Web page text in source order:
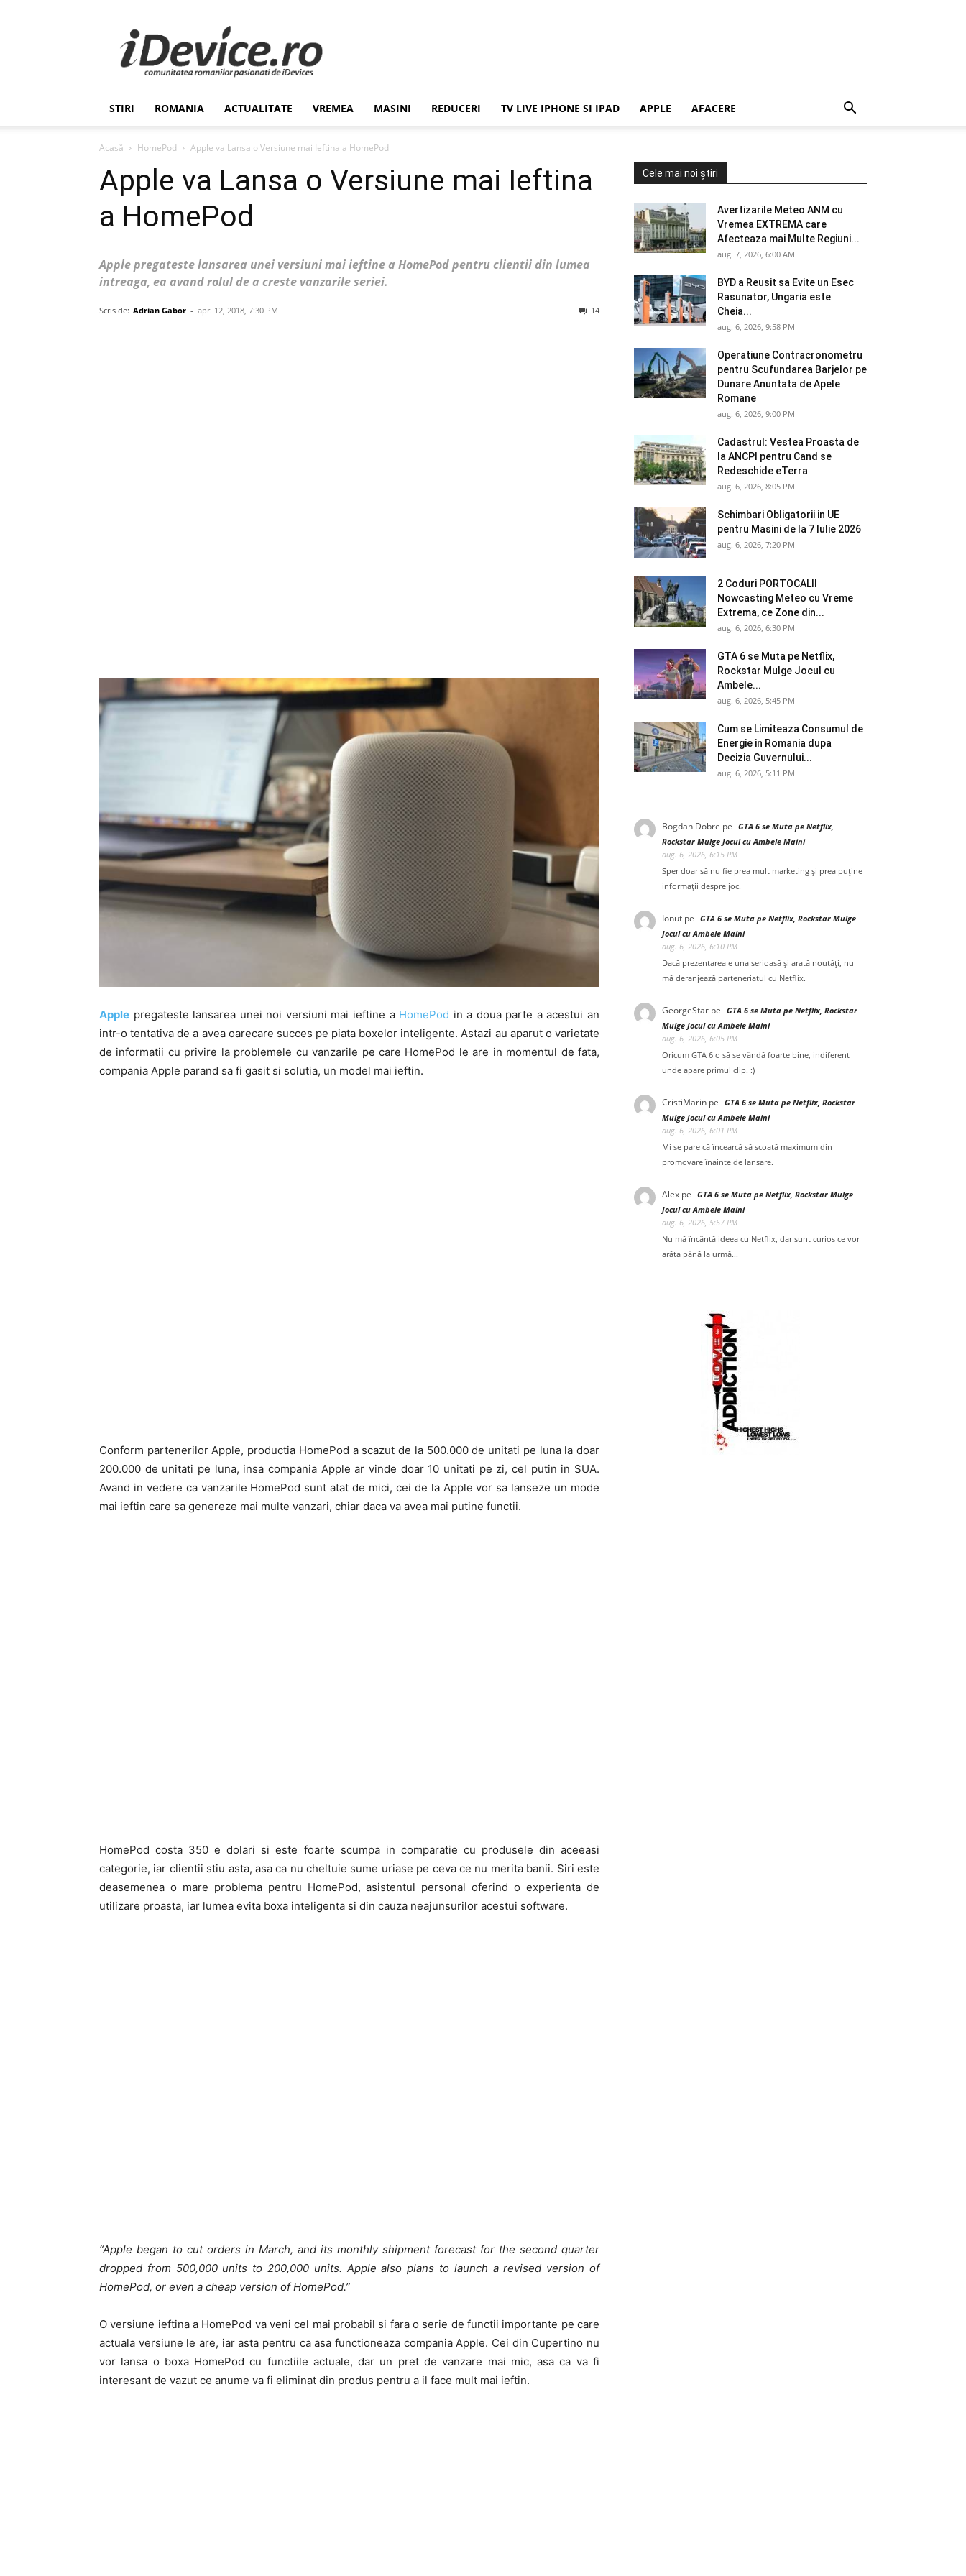
Stiri
de
Ultima
Ora
Romania,
Economie,
iDevice.ro
STIRI ROMANIA ACTUALITATE VREMEA MASINI REDUCERI TV LIVE IPHONE SI IPAD APPLE AFACERE
Acasă HomePod Apple va Lansa o Versiune mai Ieftina a HomePod
Apple va Lansa o Versiune mai Ieftina
a HomePod
Apple pregateste lansarea unei versiuni mai ieftine a HomePod pentru clientii din lumea
intreaga, ea avand rolul de a creste vanzarile seriei.
Scris de: Adrian Gabor - apr. 12, 2018, 7:30 PM 14
Apple pregateste lansarea unei noi versiuni mai ieftine a HomePod in a doua parte a acestui an
intr-o tentativa de a avea oarecare succes pe piata boxelor inteligente. Astazi au aparut o varietate
de informatii cu privire la problemele cu vanzarile pe care HomePod le are in momentul de fata,
compania Apple parand sa fi gasit si solutia, un model mai ieftin.
Conform partenerilor Apple, productia HomePod a scazut de la 500.000 de unitati pe luna la doar
200.000 de unitati pe luna, insa compania Apple ar vinde doar 10 unitati pe zi, cel putin in SUA.
Avand in vedere ca vanzarile HomePod sunt atat de mici, cei de la Apple vor sa lanseze un mode
mai ieftin care sa genereze mai multe vanzari, chiar daca va avea mai putine functii.
HomePod costa 350 e dolari si este foarte scumpa in comparatie cu produsele din aceeasi
categorie, iar clientii stiu asta, asa ca nu cheltuie sume uriase pe ceva ce nu merita banii. Siri este
deasemenea o mare problema pentru HomePod, asistentul personal oferind o experienta de
utilizare proasta, iar lumea evita boxa inteligenta si din cauza neajunsurilor acestui software.
“Apple began to cut orders in March, and its monthly shipment forecast for the second quarter
dropped from 500,000 units to 200,000 units. Apple also plans to launch a revised version of
HomePod, or even a cheap version of HomePod.”
O versiune ieftina a HomePod va veni cel mai probabil si fara o serie de functii importante pe care
actuala versiune le are, iar asta pentru ca asa functioneaza compania Apple. Cei din Cupertino nu
vor lansa o boxa HomePod cu functiile actuale, dar un pret de vanzare mai mic, asa ca va fi
interesant de vazut ce anume va fi eliminat din produs pentru a il face mult mai ieftin.
Cele mai noi știri
Avertizarile Meteo ANM cu
Vremea EXTREMA care
Afecteaza mai Multe Regiuni...
aug. 7, 2026, 6:00 AM
BYD a Reusit sa Evite un Esec
Rasunator, Ungaria este
Cheia...
aug. 6, 2026, 9:58 PM
Operatiune Contracronometru
pentru Scufundarea Barjelor pe
Dunare Anuntata de Apele
Romane
aug. 6, 2026, 9:00 PM
Cadastrul: Vestea Proasta de
la ANCPI pentru Cand se
Redeschide eTerra
aug. 6, 2026, 8:05 PM
Schimbari Obligatorii in UE
pentru Masini de la 7 Iulie 2026
aug. 6, 2026, 7:20 PM
2 Coduri PORTOCALII
Nowcasting Meteo cu Vreme
Extrema, ce Zone din...
aug. 6, 2026, 6:30 PM
GTA 6 se Muta pe Netflix,
Rockstar Mulge Jocul cu
Ambele...
aug. 6, 2026, 5:45 PM
Cum se Limiteaza Consumul de
Energie in Romania dupa
Decizia Guvernului...
aug. 6, 2026, 5:11 PM
Bogdan Dobre pe GTA 6 se Muta pe Netflix,
Rockstar Mulge Jocul cu Ambele Maini
aug. 6, 2026, 6:15 PM
Sper doar să nu fie prea mult marketing și prea puține
informații despre joc.
Ionut pe GTA 6 se Muta pe Netflix, Rockstar Mulge
Jocul cu Ambele Maini
aug. 6, 2026, 6:10 PM
Dacă prezentarea e una serioasă și arată noutăți, nu
mă deranjează parteneriatul cu Netflix.
GeorgeStar pe GTA 6 se Muta pe Netflix, Rockstar
Mulge Jocul cu Ambele Maini
aug. 6, 2026, 6:05 PM
Oricum GTA 6 o să se vândă foarte bine, indiferent
unde apare primul clip. :)
CristiMarin pe GTA 6 se Muta pe Netflix, Rockstar
Mulge Jocul cu Ambele Maini
aug. 6, 2026, 6:01 PM
Mi se pare că încearcă să scoată maximum din
promovare înainte de lansare.
Alex pe GTA 6 se Muta pe Netflix, Rockstar Mulge
Jocul cu Ambele Maini
aug. 6, 2026, 5:57 PM
Nu mă încântă ideea cu Netflix, dar sunt curios ce vor
arăta până la urmă...